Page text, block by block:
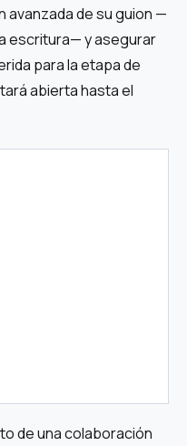
avanzada de su guion —
escritura— y asegurar
para la etapa de
abierta hasta el
de una colaboración